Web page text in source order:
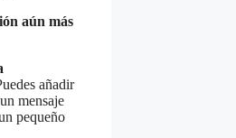
aún más
añadir
mensaje
pequeño